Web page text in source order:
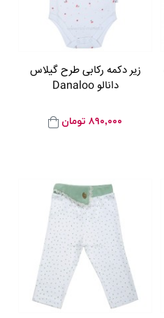
زیر دکمه رکابی طرح گیلاس
دانالو Danaloo
۸۹۰,۰۰۰ تومان